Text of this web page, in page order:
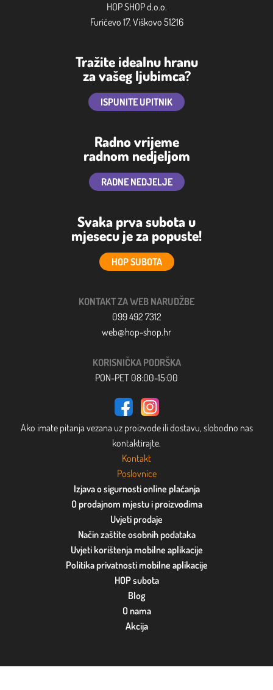
HOP SHOP d.o.o.
Furićevo 17, Viškovo 51216
Tražite idealnu hranu
za vašeg ljubimca?
ISPUNITE UPITNIK
Radno vrijeme
radnom nedjeljom
RADNE NEDJELJE
Svaka prva subota u
mjesecu je za popuste!
HOP SUBOTA
KONTAKT ZA WEB NARUDŽBE
099 492 7312
web@hop-shop.hr
KORISNIČKA PODRŠKA
PON-PET 08:00-15:00
Ako imate pitanja vezana uz proizvode ili dostavu, slobodno nas
kontaktirajte.
Kontakt
Poslovnice
Izjava o sigurnosti online plaćanja
O prodajnom mjestu i proizvodima
Uvjeti prodaje
Način zaštite osobnih podataka
Uvjeti korištenja mobilne aplikacije
Politika privatnosti mobilne aplikacije
HOP subota
Blog
O nama
Akcija